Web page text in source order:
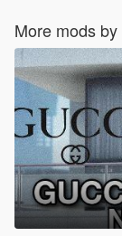
More mods by